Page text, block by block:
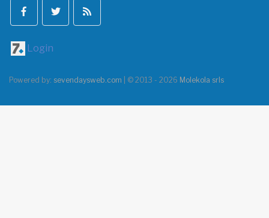
Login
Powered by: sevendaysweb.com | © 2013 - 2026 Molekola srls